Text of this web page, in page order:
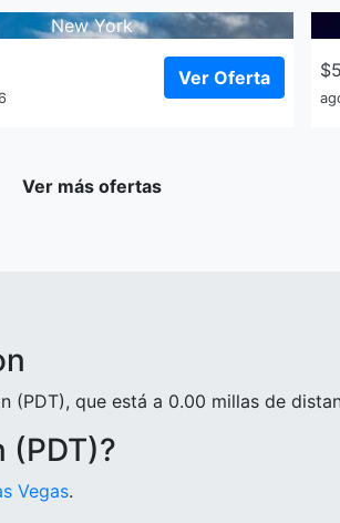
New York
Ver Oferta
Ver más ofertas
(PDT), que está a 0.00 millas de
(PDT)?
Vegas.